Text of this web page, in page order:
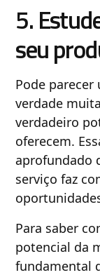
5.
seu
Pode parecer
verdade
verdadeiro
oferecem.
aprofundado
serviço faz
Para saber
potencial da
fundamental